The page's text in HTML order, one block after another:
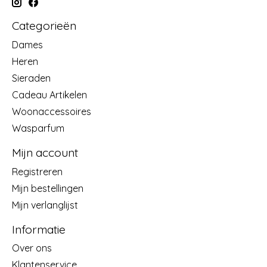
Categorieën
Dames
Heren
Sieraden
Cadeau Artikelen
Woonaccessoires
Wasparfum
Mijn account
Registreren
Mijn bestellingen
Mijn verlanglijst
Informatie
Over ons